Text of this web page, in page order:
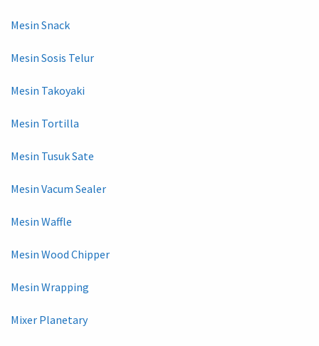
Mesin Snack
Mesin Sosis Telur
Mesin Takoyaki
Mesin Tortilla
Mesin Tusuk Sate
Mesin Vacum Sealer
Mesin Waffle
Mesin Wood Chipper
Mesin Wrapping
Mixer Planetary